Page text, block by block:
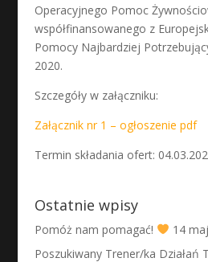
Operacyjnego Pomoc
współfinansowanego z
Pomocy Najbardziej
2020.
Szczegóły w załączniku:
Załącznik nr 1 – ogłoszenie pdf
Termin składania ofert:
Ostatnie wpisy
Pomóż nam pomagać!
14
Poszukiwany Trener/ka Działań